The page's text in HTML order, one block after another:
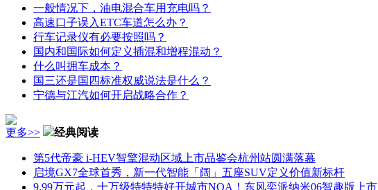
一般情况下，油电混合车用充电吗？
高速口子误入ETC车道怎么办？
行车记录仪有必要按照吗？
国内和国际如何定义插混和增程混动？
什么叫拥车成本？
国三还是国四标准权威说法是什么？
宁德与江汽如何开启战略合作？
更多>> 经典阅读
第5代帝豪 i-HEV智擎混动区域上市品鉴会杭州站圆满落幕
启境GX7全球首秀，新一代智能「阔」五座SUV定义价值新标杆
9.99万元起，十万级特特特好开城市NOA！东风奕派纳米06智趣版上市